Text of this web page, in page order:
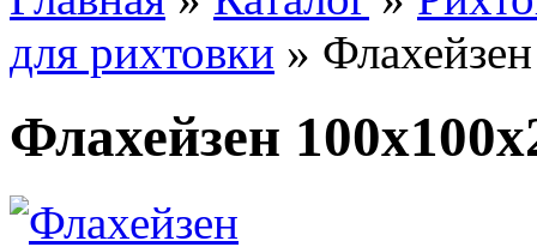
для рихтовки »
Флахейзен